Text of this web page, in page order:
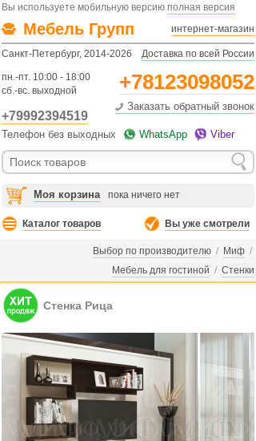
Вы используете мобильную версию полная версия
Мебель Групп интернет-магазин
Санкт-Петербург, 2014-2026 Доставка по всей России
пн.-пт. 10:00 - 18:00
сб.-вс. выходной
+78123098052
+79992394519
Заказать обратный звонок
Телефон без выходных WhatsApp Viber
Моя корзина пока ничего нет
Каталог товаров Вы уже смотрели
Выбор по производителю / Миф /
Мебель для гостиной / Стенки
Стенка Рица